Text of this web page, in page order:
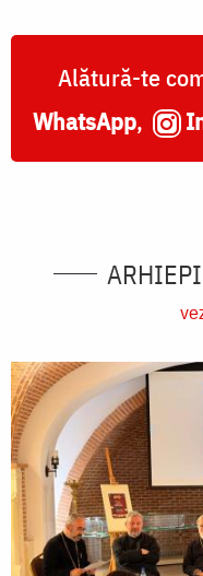
Alătură-te
WhatsApp,